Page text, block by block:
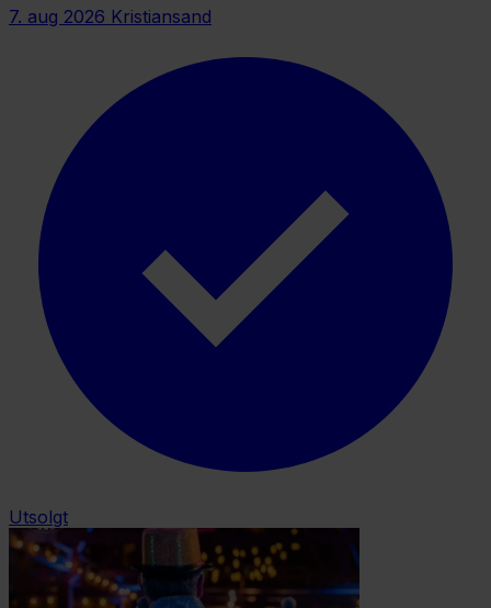
7. aug 2026 Kristiansand
Utsolgt